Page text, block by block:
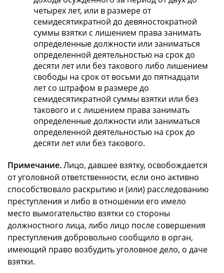
четырех лет, или в размере от
семидесятикратной до девяностократной
суммы взятки с лишением права занимать
определенные должности или заниматься
определенной деятельностью на срок до
десяти лет или без такового либо лишением
свободы на срок от восьми до пятнадцати
лет со штрафом в размере до
семидесятикратной суммы взятки или без
такового и с лишением права занимать
определенные должности или заниматься
определенной деятельностью на срок до
десяти лет или без такового.
Примечание.Лицо, давшее взятку, освобождается
от уголовной ответственности, если оно активно
способствовало раскрытию и (или) расследованию
преступления и либо в отношении его имело
место вымогательство взятки со стороны
должностного лица, либо лицо после совершения
преступления добровольно сообщило в орган,
имеющий право возбудить уголовное дело, о даче
взятки.